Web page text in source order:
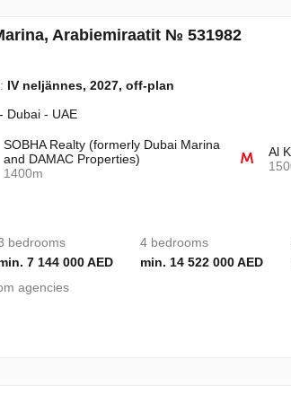
Arabiemiraatit № 531982
IV neljännes, 2027, off-plan
Dubai - UAE
SOBHA Realty (formerly Dubai Marina
and DAMAC Properties)
1400m
Al
bedrooms
7 144 000 AED
4 bedrooms
min. 14 522 000 AED
agencies